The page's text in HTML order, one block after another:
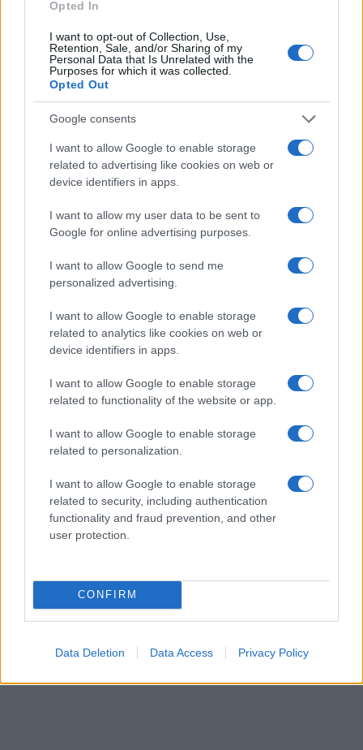
Opted In
I want to opt-out of Collection, Use,
Retention, Sale, and/or Sharing of my
Personal Data that Is Unrelated with the
Purposes for which it was collected.
Opted Out
Google consents
I want to allow Google to enable storage
related to advertising like cookies on web or
device identifiers in apps.
I want to allow my user data to be sent to
Google for online advertising purposes.
I want to allow Google to send me
personalized advertising.
I want to allow Google to enable storage
related to analytics like cookies on web or
device identifiers in apps.
I want to allow Google to enable storage
related to functionality of the website or app.
I want to allow Google to enable storage
related to personalization.
I want to allow Google to enable storage
related to security, including authentication
functionality and fraud prevention, and other
user protection.
CONFIRM
Data Deletion Data Access Privacy Policy
moziban
Szívszorító: testvérpár vesztette életét
egy tragikus tavi balesetben